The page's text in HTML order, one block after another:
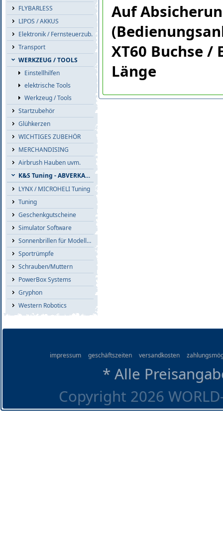
FLYBARLESS
LIPOS / AKKUS
Elektronik / Fernsteuerzub.
Transport
WERKZEUG / TOOLS
Einstellhilfen
elektrische Tools
Werkzeug / Tools
Startzubehör
Glühkerzen
WICHTIGES ZUBEHÖR
MERCHANDISING
Airbrush Hauben uvm.
K&S Tuning - ABVERKAUF
LYNX / MICROHELI Tuning
Tuning
Geschenkgutscheine
Simulator Software
Sonnenbrillen für Modellflieger
Sportrümpfe
Schrauben/Muttern
PowerBox Systems
Gryphon
Western Robotics
Auf
XT60 Buchse /
Länge
impressum geschäftszeiten versandkosten
* Alle
Copyright 2026